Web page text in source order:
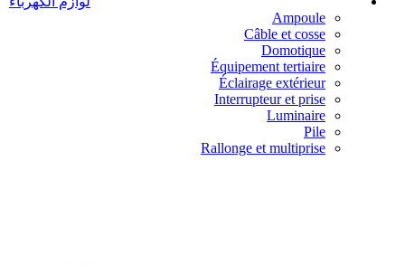
Ampoule
Câble et cosse
Domotique
Équipement tertiaire
Éclairage extérieur
Interrupteur et prise
Luminaire
Pile
Rallonge et multiprise